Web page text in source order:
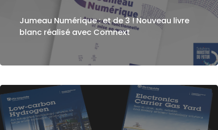
Jumeau Numérique : et de 3 ! Nouveau livre
blanc réalisé avec Comnext